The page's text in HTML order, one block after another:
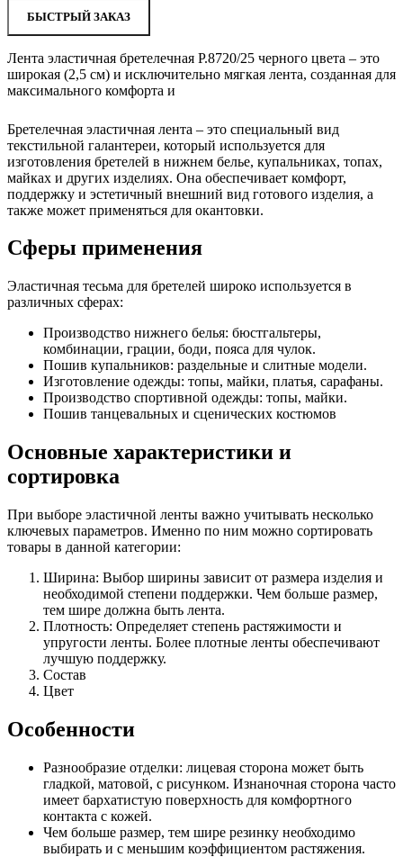
БЫСТРЫЙ ЗАКАЗ
Лента эластичная бретелечная Р.8720/25 черного цвета – это
широкая (2,5 см) и исключительно мягкая лента, созданная для
максимального комфорта и
Бретелечная эластичная лента – это специальный вид
текстильной галантереи, который используется для
изготовления бретелей в нижнем белье, купальниках, топах,
майках и других изделиях. Она обеспечивает комфорт,
поддержку и эстетичный внешний вид готового изделия, а
также может применяться для окантовки.
Сферы применения
Эластичная тесьма для бретелей широко используется в
различных сферах:
Производство нижнего белья: бюстгальтеры,
комбинации, грации, боди, пояса для чулок.
Пошив купальников: раздельные и слитные модели.
Изготовление одежды: топы, майки, платья, сарафаны.
Производство спортивной одежды: топы, майки.
Пошив танцевальных и сценических костюмов
Основные характеристики и
сортировка
При выборе эластичной ленты важно учитывать несколько
ключевых параметров. Именно по ним можно сортировать
товары в данной категории:
Ширина: Выбор ширины зависит от размера изделия и
необходимой степени поддержки. Чем больше размер,
тем шире должна быть лента.
Плотность: Определяет степень растяжимости и
упругости ленты. Более плотные ленты обеспечивают
лучшую поддержку.
Состав
Цвет
Особенности
Разнообразие отделки: лицевая сторона может быть
гладкой, матовой, с рисунком. Изнаночная сторона часто
имеет бархатистую поверхность для комфортного
контакта с кожей.
Чем больше размер, тем шире резинку необходимо
выбирать и с меньшим коэффициентом растяжения.